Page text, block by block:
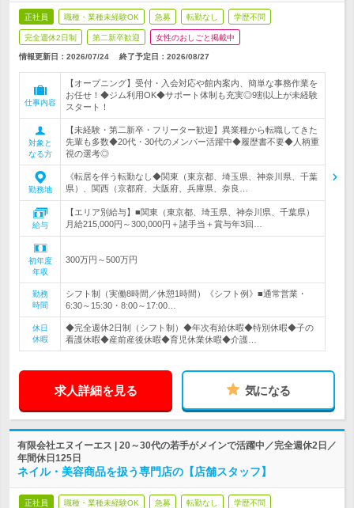
正社員 職種・業種未経験OK 急募 転勤なし 学歴不問
完全週休2日制 第二新卒歓迎 女性のおしごと掲載中
情報更新日：2026/07/24 終了予定日： 2026/08/27
仕事内容
【オープニング】受付・入会対応や館内案内、簡単な事務作業を
お任せ！◆ジム利用OK◆サポート体制も充実◎9割以上が未経験
スタート！
対象と
なる方
【未経験・第二新卒・フリーター歓迎】異業種から転職してきた
先輩も多数◆20代・30代のメンバー活躍中◆履歴書不要◆人柄重
視の選考◎
勤務地
《転居を伴う転勤なし◆関東（東京都、埼玉県、神奈川県、千葉
県）、関西（京都府、大阪府、兵庫県、奈良…
給与
【エリア別給与】■関東（東京都、埼玉県、神奈川県、千葉県）
月給215,000円～300,000円＋諸手当＋賞与年3回…
初年度
年収
300万円～500万円
勤務
時間
シフト制（実働8時間／休憩1時間）《シフト例》■通常営業・
6:30～15:30・8:00～17:00…
休日
休暇
◆完全週休2日制（シフト制）◆年次有給休暇◆特別休暇◆子の
看護休暇◆産前産後休暇◆育児休業休暇◆介護…
求人詳細を見る 気になる
有限会社エヌイーエス | 20～30代の若手がメインで活躍中／完全週休2日／
年間休日125日
ネイル・美容商品を扱う専門店の【店舗スタッフ】
正社員 職種・業種未経験OK 急募 転勤なし 学歴不問